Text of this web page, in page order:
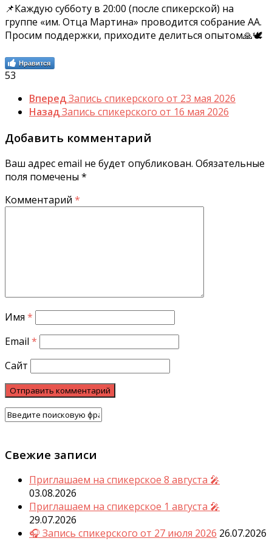
📌Каждую субботу в 20:00 (после спикерской) на
группе «им. Отца Мартина» проводится собрание АА.
Просим поддержки, приходите делиться опытом🙏🕊️
Нравится
53
ВпередЗапись спикерского от 23 мая 2026
НазадЗапись спикерского от 16 мая 2026
Добавить комментарий
Ваш адрес email не будет опубликован. Обязательные
поля помечены *
Комментарий *
Имя *
Email *
Сайт
Свежие записи
Приглашаем на спикерское 8 августа 🎤
03.08.2026
Приглашаем на спикерское 1 августа 🎤
29.07.2026
🎧 Запись спикерского от 27 июля 2026 26.07.2026